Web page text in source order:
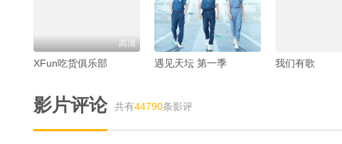
高清
XFun吃货俱乐部 遇见天坛 第一季 我们有歌
影片评论 共有44790条影评